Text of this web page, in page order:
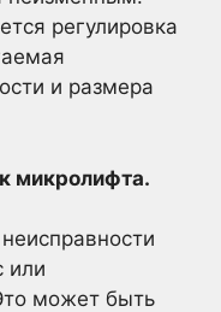
регулировка
и размера
микролифта.
или
может быть